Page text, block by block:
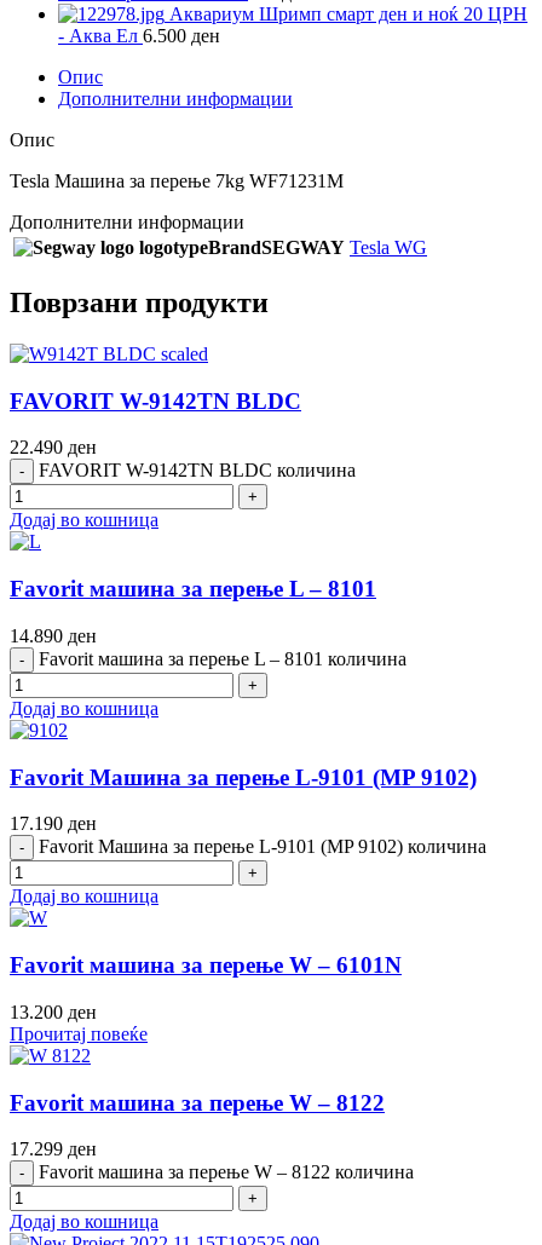
Аквариум Шримп смарт ден и ноќ 20 ЦРН
- Аква Ел 6.500 ден
Опис
Дополнителни информации
Опис
Tesla Машина за перење 7kg WF71231M
Дополнителни информации
BrandSEGWAY Tesla WG
Поврзани продукти
FAVORIT W-9142TN BLDC
22.490 ден
FAVORIT W-9142TN BLDC количина
Додај во кошница
Favorit машина за перење L – 8101
14.890 ден
Favorit машина за перење L – 8101 количина
Додај во кошница
Favorit Машина за перење L-9101 (MP 9102)
17.190 ден
Favorit Машина за перење L-9101 (MP 9102) количина
Додај во кошница
Favorit машина за перење W – 6101N
13.200 ден
Прочитај повеќе
Favorit машина за перење W – 8122
17.299 ден
Favorit машина за перење W – 8122 количина
Додај во кошница